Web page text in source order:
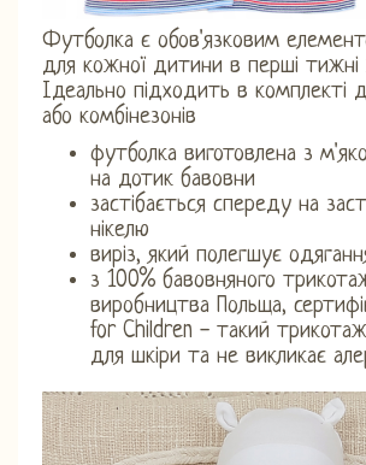
Футболка є обов'язковим
для кожної дитини в перші
Ідеально підходить в комплекті
або комбінезонів
футболка виготовлена ​​з
на дотик бавовни
застібається спереду на
нікелю
виріз, який полегшує
з 100% бавовняного
виробництва Польща,
for Children - такий
для шкіри та не викликає